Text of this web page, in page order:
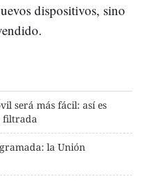
dispositivos, sino
será más fácil: así es
filtrada
la Unión